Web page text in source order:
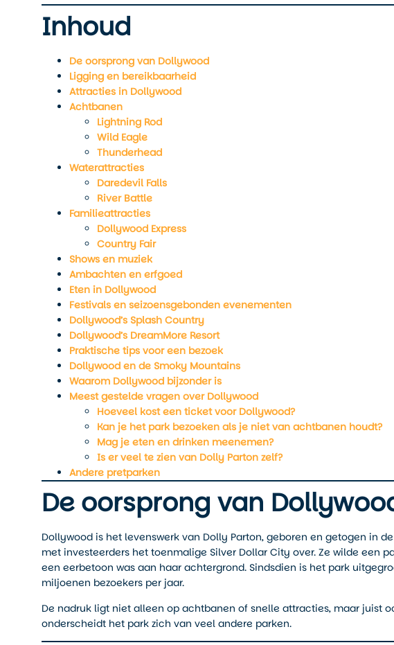
Inhoud
De oorsprong van Dollywood
Ligging en bereikbaarheid
Attracties in Dollywood
Achtbanen
Lightning Rod
Wild Eagle
Thunderhead
Waterattracties
Daredevil Falls
River Battle
Familieattracties
Dollywood Express
Country Fair
Shows en muziek
Ambachten en erfgoed
Eten in Dollywood
Festivals en seizoensgebonden evenementen
Dollywood’s Splash Country
Dollywood’s DreamMore Resort
Praktische tips voor een bezoek
Dollywood en de Smoky Mountains
Waarom Dollywood bijzonder is
Meest gestelde vragen over Dollywood
Hoeveel kost een ticket voor Dollywood?
Kan je het park bezoeken als je niet van achtbanen houdt?
Mag je eten en drinken meenemen?
Is er veel te zien van Dolly Parton zelf?
Andere pretparken
De oorsprong van
Dollywood is het levenswerk van Dolly Parton, geboren en getogen in
met investeerders het toenmalige Silver Dollar City over. Ze wilde een
een eerbetoon was aan haar achtergrond. Sindsdien is het park
miljoenen bezoekers per jaar.
De nadruk ligt niet alleen op achtbanen of snelle attracties, maar juist
onderscheidt het park zich van veel andere parken.